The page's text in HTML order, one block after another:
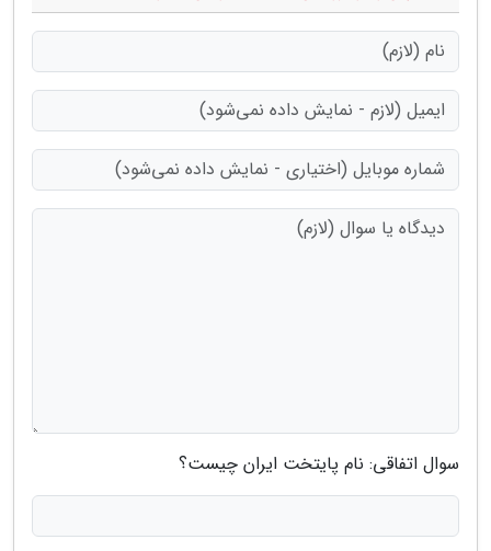
سوال اتفاقی: نام پایتخت ایران چیست؟